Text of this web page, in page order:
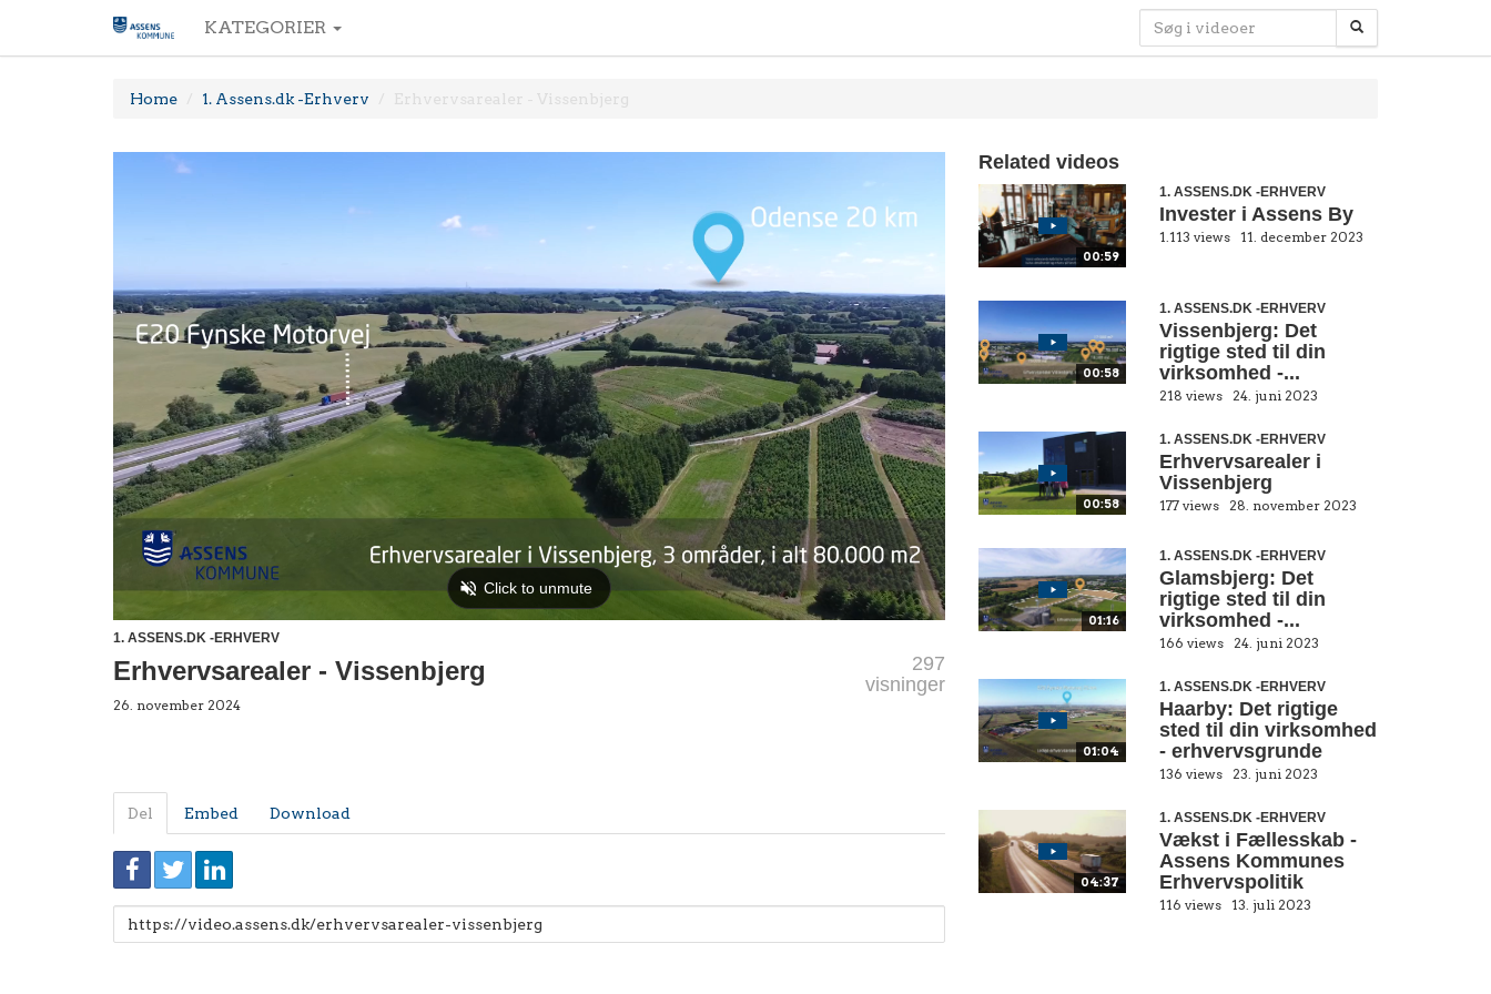
KATEGORIER
Home 1. Assens.dk -Erhverv Erhvervsarealer - Vissenbjerg
1. ASSENS.DK -ERHVERV
Erhvervsarealer - Vissenbjerg
297
visninger
26. november 2024
Del Embed Download
Link
Related videos
00:59
1. ASSENS.DK -ERHVERV
Invester i Assens By
1.113 views 11. december 2023
00:58
1. ASSENS.DK -ERHVERV
Vissenbjerg: Det
rigtige sted til din
virksomhed -...
218 views 24. juni 2023
00:58
1. ASSENS.DK -ERHVERV
Erhvervsarealer i
Vissenbjerg
177 views 28. november 2023
01:16
1. ASSENS.DK -ERHVERV
Glamsbjerg: Det
rigtige sted til din
virksomhed -...
166 views 24. juni 2023
01:04
1. ASSENS.DK -ERHVERV
Haarby: Det rigtige
sted til din virksomhed
- erhvervsgrunde
136 views 23. juni 2023
04:37
1. ASSENS.DK -ERHVERV
Vækst i Fællesskab -
Assens Kommunes
Erhvervspolitik
116 views 13. juli 2023